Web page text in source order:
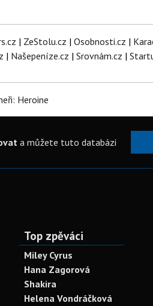
| ZeStolu.cz | Osobnosti.cz |
| Našepeníze.cz | Srovnám.cz |
Heroine
a můžete tuto databázi
Top zpěváci
Miley Cyrus
Hana Zagorová
Shakira
Helena Vondráčková